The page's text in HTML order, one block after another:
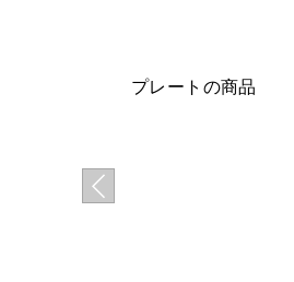
プレートの商品